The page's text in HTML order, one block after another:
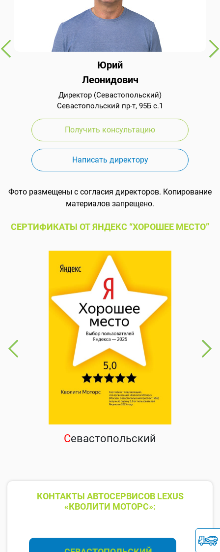
Юрий
Леонидович
Директор (Севастопольский)
Севастопольский пр-т, 95Б с.1
Получить консультацию
Написать директору
Фото размещены с согласия директоров. Копирование
материалов запрещено.
СЕРТИФИКАТЫ ОТ ЯНДЕКС “ХОРОШЕЕ МЕСТО”
Севастопольский
КОНТАКТЫ АВТОСЕРВИСОВ LEXUS
«КВОЛИТИ МОТОРС»: